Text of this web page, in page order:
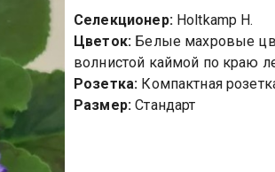
Селекционер: Holtkamp H.
Цветок: Белые махровые
волнистой каймой по краю
Розетка: Компактная
Размер: Стандарт